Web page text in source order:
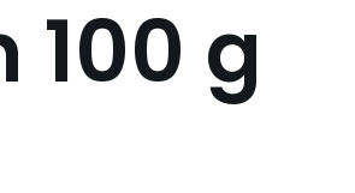
g